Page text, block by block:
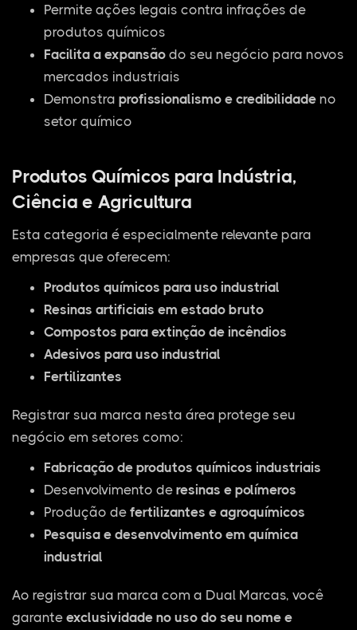
Permite ações legais contra infrações de
produtos químicos
Facilita a expansão do seu negócio para novos
mercados industriais
Demonstra profissionalismo e credibilidade no
setor químico
Produtos Químicos para Indústria,
Ciência e Agricultura
Esta categoria é especialmente relevante para
empresas que oferecem:
Produtos químicos para uso industrial
Resinas artificiais em estado bruto
Compostos para extinção de incêndios
Adesivos para uso industrial
Fertilizantes
Registrar sua marca nesta área protege seu
negócio em setores como:
Fabricação de produtos químicos industriais
Desenvolvimento de resinas e polímeros
Produção de fertilizantes e agroquímicos
Pesquisa e desenvolvimento em química
industrial
Ao registrar sua marca com a Dual Marcas, você
garante exclusividade no uso do seu nome e